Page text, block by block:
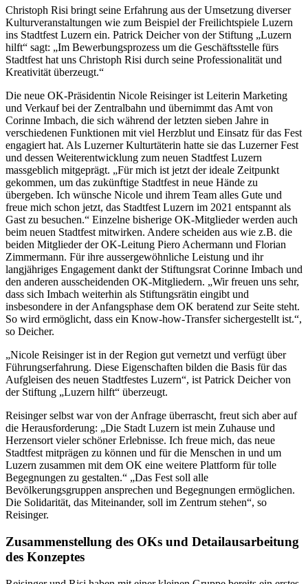
Christoph Risi bringt seine Erfahrung aus der Umsetzung diverser
Kulturveranstaltungen wie zum Beispiel der Freilichtspiele Luzern
ins Stadtfest Luzern ein. Patrick Deicher von der Stiftung „Luzern
hilft“ sagt: „Im Bewerbungsprozess um die Geschäftsstelle fürs
Stadtfest hat uns Christoph Risi durch seine Professionalität und
Kreativität überzeugt.“
Die neue OK-Präsidentin Nicole Reisinger ist Leiterin Marketing
und Verkauf bei der Zentralbahn und übernimmt das Amt von
Corinne Imbach, die sich während der letzten sieben Jahre in
verschiedenen Funktionen mit viel Herzblut und Einsatz für das Fest
engagiert hat. Als Luzerner Kulturtäterin hatte sie das Luzerner Fest
und dessen Weiterentwicklung zum neuen Stadtfest Luzern
massgeblich mitgeprägt. „Für mich ist jetzt der ideale Zeitpunkt
gekommen, um das zukünftige Stadtfest in neue Hände zu
übergeben. Ich wünsche Nicole und ihrem Team alles Gute und
freue mich schon jetzt, das Stadtfest Luzern im 2021 entspannt als
Gast zu besuchen.“ Einzelne bisherige OK-Mitglieder werden auch
beim neuen Stadtfest mitwirken. Andere scheiden aus wie z.B. die
beiden Mitglieder der OK-Leitung Piero Achermann und Florian
Zimmermann. Für ihre aussergewöhnliche Leistung und ihr
langjähriges Engagement dankt der Stiftungsrat Corinne Imbach und
den anderen ausscheidenden OK-Mitgliedern. „Wir freuen uns sehr,
dass sich Imbach weiterhin als Stiftungsrätin eingibt und
insbesondere in der Anfangsphase dem OK beratend zur Seite steht.
So wird ermöglicht, dass ein Know-how-Transfer sichergestellt ist.“,
so Deicher.
„Nicole Reisinger ist in der Region gut vernetzt und verfügt über
Führungserfahrung. Diese Eigenschaften bilden die Basis für das
Aufgleisen des neuen Stadtfestes Luzern“, ist Patrick Deicher von
der Stiftung „Luzern hilft“ überzeugt.
Reisinger selbst war von der Anfrage überrascht, freut sich aber auf
die Herausforderung: „Die Stadt Luzern ist mein Zuhause und
Herzensort vieler schöner Erlebnisse. Ich freue mich, das neue
Stadtfest mitprägen zu können und für die Menschen in und um
Luzern zusammen mit dem OK eine weitere Plattform für tolle
Begegnungen zu gestalten.“ „Das Fest soll alle
Bevölkerungsgruppen ansprechen und Begegnungen ermöglichen.
Die Solidarität, das Miteinander, soll im Zentrum stehen“, so
Reisinger.
Zusammenstellung des OKs und Detailausarbeitung
des Konzeptes